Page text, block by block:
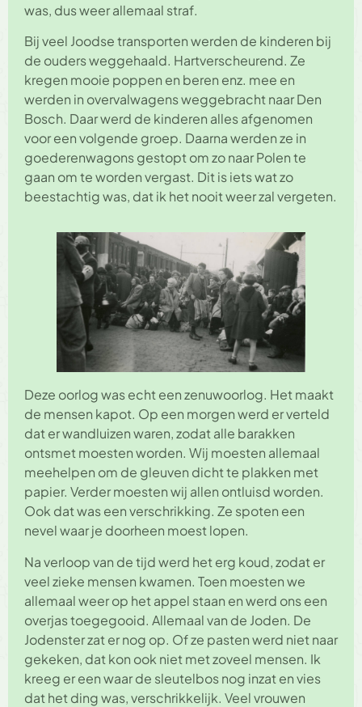
was, dus weer allemaal straf.
Bij veel Joodse transporten werden de kinderen bij
de ouders weggehaald. Hartverscheurend. Ze
kregen mooie poppen en beren enz. mee en
werden in overvalwagens weggebracht naar Den
Bosch. Daar werd de kinderen alles afgenomen
voor een volgende groep. Daarna werden ze in
goederenwagons gestopt om zo naar Polen te
gaan om te worden vergast. Dit is iets wat zo
beestachtig was, dat ik het nooit weer zal vergeten.
Deze oorlog was echt een zenuwoorlog. Het maakt
de mensen kapot. Op een morgen werd er verteld
dat er wandluizen waren, zodat alle barakken
ontsmet moesten worden. Wij moesten allemaal
meehelpen om de gleuven dicht te plakken met
papier. Verder moesten wij allen ontluisd worden.
Ook dat was een verschrikking. Ze spoten een
nevel waar je doorheen moest lopen.
Na verloop van de tijd werd het erg koud, zodat er
veel zieke mensen kwamen. Toen moesten we
allemaal weer op het appel staan en werd ons een
overjas toegegooid. Allemaal van de Joden. De
Jodenster zat er nog op. Of ze pasten werd niet naar
gekeken, dat kon ook niet met zoveel mensen. Ik
kreeg er een waar de sleutelbos nog inzat en vies
dat het ding was, verschrikkelijk. Veel vrouwen